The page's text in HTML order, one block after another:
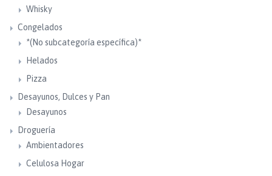
Whisky
Congelados
*(No subcategoría específica)*
Helados
Pizza
Desayunos, Dulces y Pan
Desayunos
Droguería
Ambientadores
Celulosa Hogar